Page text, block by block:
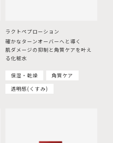
ラクトペプローション
確かなターンオーバーへと導く
肌ダメージの抑制と角質ケアを叶え
る化粧水
保湿・乾燥
角質ケア
透明感(くすみ)